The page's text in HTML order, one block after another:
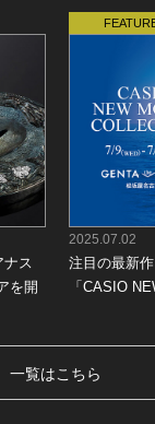
ス
を開
2025.07.02
注目の最新
「CASIO
一覧はこちら